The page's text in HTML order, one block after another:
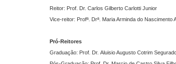
Reitor: Prof. Dr. Carlos Gilberto Carlotti Junior
Vice-reitor: Profª. Drª. Maria Arminda do Nascimento
Pró-Reitores
Graduação: Prof. Dr. Aluisio Augusto Cotrim